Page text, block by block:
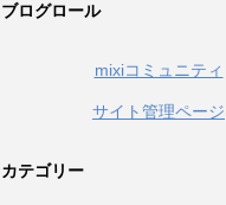
ブログロール
mixiコミュニティ
サイト管理ページ
カテゴリー